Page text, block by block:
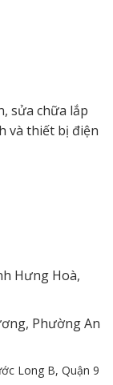
sửa chữa lắp
và thiết bị điện
Hưng Hoà,
Phường An
Long B, Quận 9